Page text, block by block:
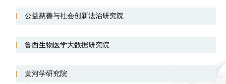
公益慈善与社会创新法治研究院
鲁西生物医学大数据研究院
黄河学研究院